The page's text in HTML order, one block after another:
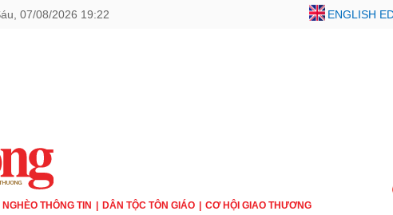
07/08/2026 19:22 ENGLISH
THÔNG TIN DÂN TỘC TÔN GIÁO CƠ HỘI GIAO THƯƠNG